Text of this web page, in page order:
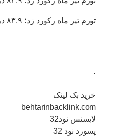
تورم تیر ماه رکورد زد؛ ۸۳.۹ درصد
.
خرید بک لینک
behtarinbacklink.com
لایسنس نود32
پسورد نود 32